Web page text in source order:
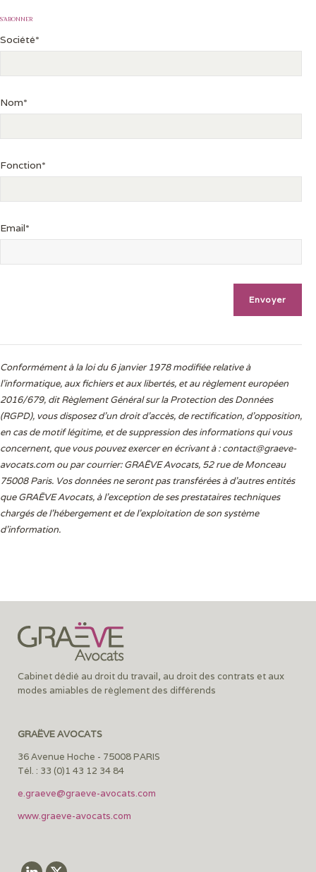
S’ABONNER
Société*
Nom*
Fonction*
Email*
Conformément à la loi du 6 janvier 1978 modifiée relative à
l'informatique, aux fichiers et aux libertés, et au règlement européen
2016/679, dit Règlement Général sur la Protection des Données
(RGPD), vous disposez d’un droit d’accès, de rectification, d’opposition,
en cas de motif légitime, et de suppression des informations qui vous
concernent, que vous pouvez exercer en écrivant à :contact@graeve-
avocats.com ou par courrier: GRAËVE Avocats, 52 rue de Monceau
75008 Paris. Vos données ne seront pas transférées à d’autres entités
que GRAËVE Avocats, à l’exception de ses prestataires techniques
chargés de l’hébergement et de l’exploitation de son système
d’information.
Cabinet dédié au droit du travail, au droit des contrats et aux
modes amiables de règlement des différends
GRAËVE AVOCATS
36 Avenue Hoche - 75008 PARIS
Tél. : 33 (0)1 43 12 34 84
e.graeve@graeve-avocats.com
www.graeve-avocats.com